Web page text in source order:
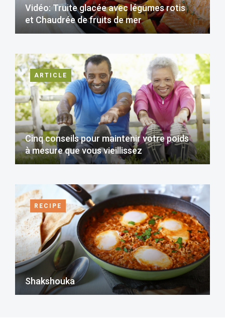
Vidéo: Truite glacée avec légumes rotis
et Chaudrée de fruits de mer
ARTICLE
Cinq conseils pour maintenir votre poids
à mesure que vous vieillissez
RECIPE
Shakshouka